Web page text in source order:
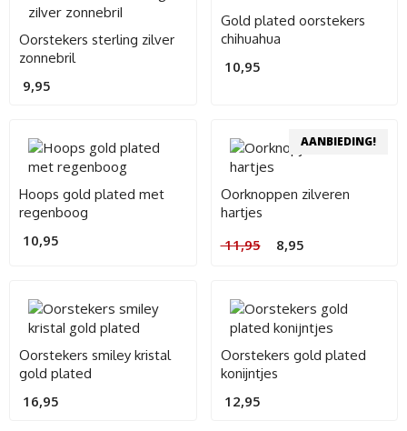
Oorstekers sterling zilver
zonnebril
9,95
Gold plated oorstekers
chihuahua
10,95
Hoops gold plated met
regenboog
10,95
AANBIEDING!
Oorknoppen zilveren
hartjes
11,95
Oorspronkelijke
prijs
8,95
prijs
Oorstekers smiley kristal
gold plated
16,95
Oorstekers gold plated
konijntjes
12,95